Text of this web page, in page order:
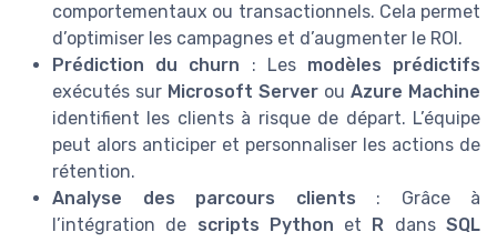
comportementaux ou transactionnels. Cela permet
d’optimiser les campagnes et d’augmenter le ROI.
Prédiction du churn : Les modèles prédictifs
exécutés sur Microsoft Server ou Azure Machine
identifient les clients à risque de départ. L’équipe
peut alors anticiper et personnaliser les actions de
rétention.
Analyse des parcours clients : Grâce à
l’intégration de scripts Python et R dansSQL